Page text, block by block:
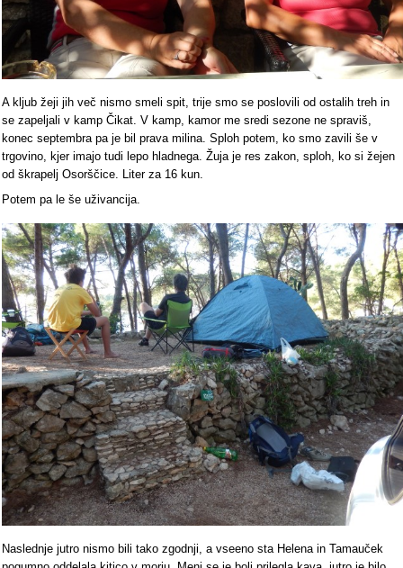
A kljub žeji jih več nismo smeli spit, trije smo se poslovili od ostalih treh in
se zapeljali v kamp Čikat. V kamp, kamor me sredi sezone ne spraviš,
konec septembra pa je bil prava milina. Sploh potem, ko smo zavili še v
trgovino, kjer imajo tudi lepo hladnega. Žuja je res zakon, sploh, ko si žejen
od škrapelj Osorščice. Liter za 16 kun.
Potem pa le še uživancija.
Naslednje jutro nismo bili tako zgodnji, a vseeno sta Helena in Tamauček